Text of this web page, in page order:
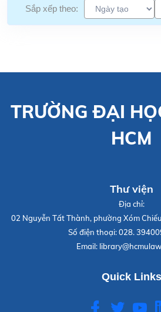
Sắp xếp theo:
TRƯỜNG ĐẠI
HCM
Thư viện
Địa chỉ:
02 Nguyễn Tất Thành, phường Xóm
Số điện thoại:028.
Email:
Quick Links